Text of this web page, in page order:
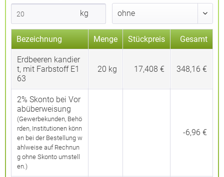
kg
Bezeichnung Menge Stückpreis Gesamt
Erdbeeren kandier
t, mit Farbstoff E1
63
20 kg 17,408 € 348,16 €
2% Skonto bei Vor
abüberweisung
(Gewerbekunden, Behö
rden, Institutionen könn
en bei der Bestellung w
ahlweise auf Rechnun
g ohne Skonto umstell
en.)
-6,96 €